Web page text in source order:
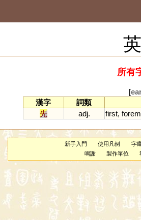
所有
[
漢字
詞類
先
adj. first,
新手入門 使用凡例 字
鳴謝
製作單位